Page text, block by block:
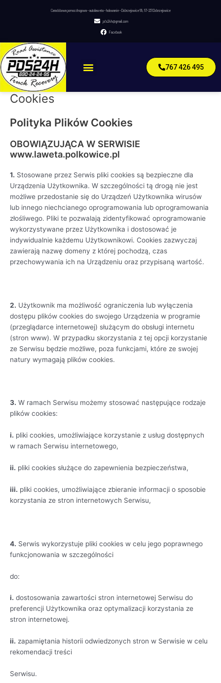
Całodobowa pomoc drogowa – autolaweta – holowanie – Dobrzejowice 68, 67-231 Dobrzejowice
pds24h@gmail.com
Facebook
Menu 767 426 495
Cookies
Polityka Plików Cookies
OBOWIĄZUJĄCA W SERWISIE
www.laweta.polkowice.pl
1. Stosowane przez Serwis pliki cookies są bezpieczne dla
Urządzenia Użytkownika. W szczególności tą drogą nie jest
możliwe przedostanie się do Urządzeń Użytkownika wirusów
lub innego niechcianego oprogramowania lub oprogramowania
złośliwego. Pliki te pozwalają zidentyfikować oprogramowanie
wykorzystywane przez Użytkownika i dostosować je
indywidualnie każdemu Użytkownikowi. Cookies zazwyczaj
zawierają nazwę domeny z której pochodzą, czas
przechowywania ich na Urządzeniu oraz przypisaną wartość.
2. Użytkownik ma możliwość ograniczenia lub wyłączenia
dostępu plików cookies do swojego Urządzenia w programie
(przeglądarce internetowej) służącym do obsługi internetu
(stron www). W przypadku skorzystania z tej opcji korzystanie
ze Serwisu będzie możliwe, poza funkcjami, które ze swojej
natury wymagają plików cookies.
3. W ramach Serwisu możemy stosować następujące rodzaje
plików cookies:
i. pliki cookies, umożliwiające korzystanie z usług dostępnych
w ramach Serwisu internetowego,
ii. pliki cookies służące do zapewnienia bezpieczeństwa,
iii. pliki cookies, umożliwiające zbieranie informacji o sposobie
korzystania ze stron internetowych Serwisu,
4. Serwis wykorzystuje pliki cookies w celu jego poprawnego
funkcjonowania w szczególności
do:
i. dostosowania zawartości stron internetowej Serwisu do
preferencji Użytkownika oraz optymalizacji korzystania ze
stron internetowej.
ii. zapamiętania historii odwiedzonych stron w Serwisie w celu
rekomendacji treści
Serwisu.